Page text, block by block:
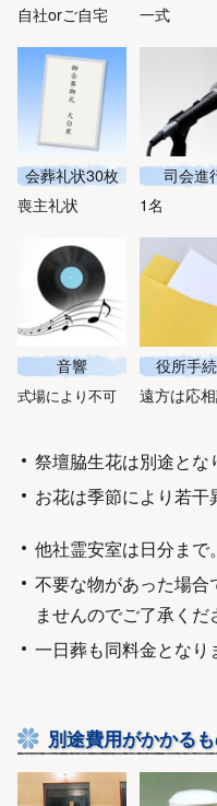
自社orご自宅
一式
会葬礼状30枚
喪主礼状
司会進
1名
音響
式場により不可
役所手
遠方は応
祭壇脇生花は別途とな
お花は季節により若干
他社霊安室は日分まで
不要な物があった場合
ませんのでご了承くだ
一日葬も同料金となり
別途費用がかかる